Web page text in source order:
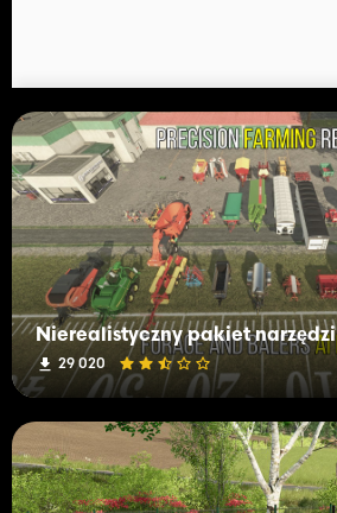
Nierealistyczny pakiet narzędzi
29 020